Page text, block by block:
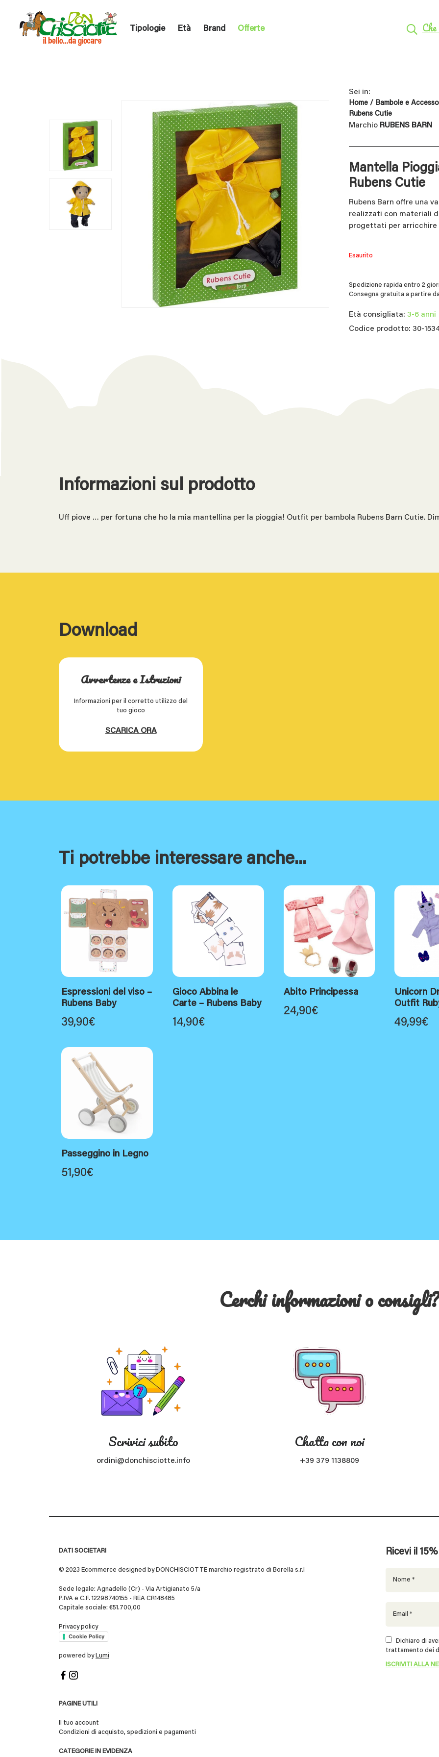
Tipologie Età Brand Offerte
Sei in:
Home / Bambole e
Rubens Cutie
Marchio RUBENS BARN
Mantella
Rubens Cutie
Rubens Barn offre una
realizzati con materiali
progettati per arricchire
Esaurito
Spedizione rapida entro 2
Consegna gratuita a partire
Età consigliata: 3-6 anni
Codice prodotto: 30-
Informazioni sul prodotto
Uff piove … per fortuna che ho la mia mantellina per la pioggia! Outfit per bambola Rubens Barn Cutie.
Download
Avvertenze e Istruzioni
Informazioni per il corretto utilizzo del
tuo gioco
SCARICA ORA
Ti potrebbe interessare anche...
Espressioni del viso –
Rubens Baby
39,90€
Gioco Abbina le
Carte – Rubens Baby
14,90€
Abito Principessa
24,90€
Unicorn
Outfit
49,99€
Passeggino in Legno
51,90€
Cerchi informazioni o consigli?
Scrivici subito
ordini@donchisciotte.info
Chatta con noi
+39 379 1138809
DATI SOCIETARI
© 2023 Ecommerce designed by DONCHISCIOTTE marchio registrato di Borella s.r.l
Sede legale: Agnadello (Cr) - Via Artigianato 5/a
P.IVA e C.F. 12298740155 - REA CR148485
Capitale sociale: €51.700,00
Privacy policy
Cookie Policy
powered by Lumi
PAGINE UTILI
Il tuo account
Condizioni di acquisto, spedizioni e pagamenti
CATEGORIE IN EVIDENZA
Ricevi il
Dichiaro di
trattamento dei